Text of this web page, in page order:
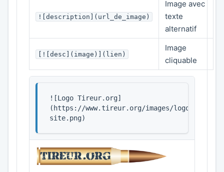
![description](url_de_image)
Image avec
texte
alternatif
[![desc](image)](lien)
Image
cliquable
![Logo Tireur.org]
(https://www.tireur.org/images/logo-
site.png)